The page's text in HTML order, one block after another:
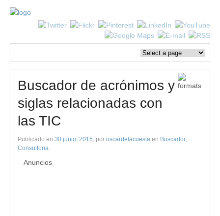
Buscador de acrónimos y
siglas relacionadas con
las TIC
Publicado en 30 junio, 2015, por oscardelacuesta en Buscador,
Consultoria.
Anuncios